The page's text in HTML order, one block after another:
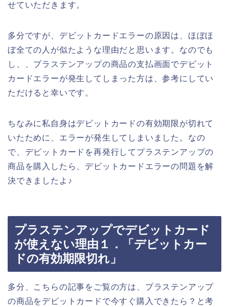
せていただきます。
多分ですが、デビットカードエラーの原因は、ほぼほ
ぼ全ての人が似たような理由だと思います。なのでも
し、、プラステンアップの商品の支払画面でデビット
カードエラーが発生してしまった方は、参考にしてい
ただけると幸いです。
ちなみに私自身はデビットカードの有効期限が切れて
いたために、エラーが発生してしまいました。なの
で、デビットカードを再発行してプラステンアップの
商品を購入したら、デビットカードエラーの問題を解
決できましたよ♪
プラステンアップでデビットカード
が使えない理由１．「デビットカー
ドの有効期限切れ」
多分、こちらの記事をご覧の方は、プラステンアップ
の商品をデビットカードで今すぐ購入できたら？と考